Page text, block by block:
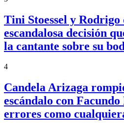
Tini Stoessel y Rodrigo
escandalosa decisión
la cantante sobre su
4
Candela Arizaga
escándalo con
errores como